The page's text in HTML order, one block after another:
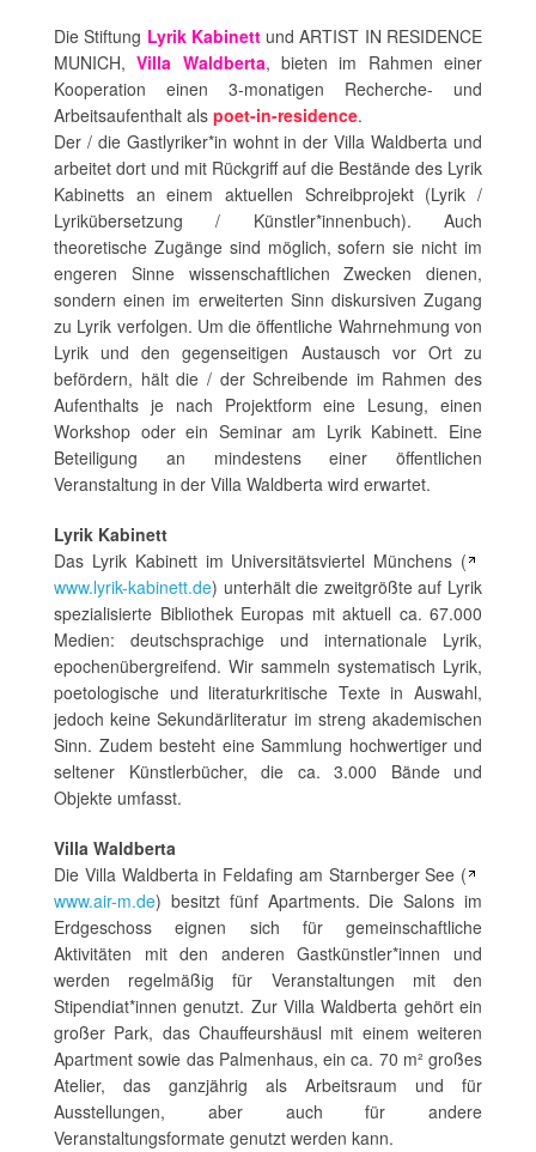
Die Stiftung Lyrik Kabinettund ARTIST IN RESIDENCE
MUNICH,Villa Waldberta, bieten im Rahmen einer
Kooperation einen 3-monatigen Recherche- und
Arbeitsaufenthalt als poet-in-residence.
Der / die Gastlyriker*in wohnt in der Villa Waldberta und
arbeitet dort und mit Rückgriff auf die Bestände des Lyrik
Kabinetts an einem aktuellen Schreibprojekt (Lyrik /
Lyrikübersetzung / Künstler*innenbuch). Auch
theoretische Zugänge sind möglich, sofern sie nicht im
engeren Sinne wissenschaftlichen Zwecken dienen,
sondern einen im erweiterten Sinn diskursiven Zugang
zu Lyrik verfolgen. Um die öffentliche Wahrnehmung von
Lyrik und den gegenseitigen Austausch vor Ort zu
befördern, hält die / der Schreibende im Rahmen des
Aufenthalts je nach Projektform eine Lesung, einen
Workshop oder ein Seminar am Lyrik Kabinett. Eine
Beteiligung an mindestens einer öffentlichen
Veranstaltung in der Villa Waldberta wird erwartet.
Lyrik Kabinett
Das Lyrik Kabinett im Universitätsviertel Münchens (
www.lyrik-kabinett.de) unterhält die zweitgrößte auf Lyrik
spezialisierte Bibliothek Europas mit aktuell ca. 67.000
Medien: deutschsprachige und internationale Lyrik,
epochenübergreifend. Wir sammeln systematisch Lyrik,
poetologische und literaturkritische Texte in Auswahl,
jedoch keine Sekundärliteratur im streng akademischen
Sinn. Zudem besteht eine Sammlung hochwertiger und
seltener Künstlerbücher, die ca. 3.000 Bände und
Objekte umfasst.
Villa Waldberta
Die Villa Waldberta in Feldafing am Starnberger See (
www.air-m.de) besitzt fünf Apartments. Die Salons im
Erdgeschoss eignen sich für gemeinschaftliche
Aktivitäten mit den anderen Gastkünstler*innen und
werden regelmäßig für Veranstaltungen mit den
Stipendiat*innen genutzt. Zur Villa Waldberta gehört ein
großer Park, das Chauffeurshäusl mit einem weiteren
Apartment sowie das Palmenhaus, ein ca. 70 m² großes
Atelier, das ganzjährig als Arbeitsraum und für
Ausstellungen, aber auch für andere
Veranstaltungsformate genutzt werden kann.